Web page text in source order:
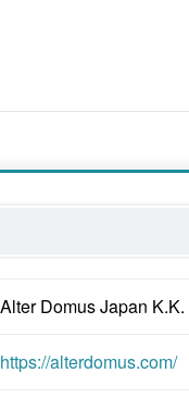
Alter Domus Japan K.K.
https://alterdomus.com/